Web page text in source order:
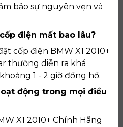
bảo sự nguyên vẹn và
điện mất bao lâu?
cốp điện BMW X1 2010+
thường diễn ra khá
1 - 2 giờ đồng hồ.
động trong mọi điều
X1 2010+ Chính Hãng